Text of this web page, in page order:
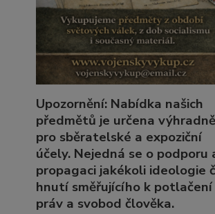
Upozornění: Nabídka našich
předmětů je určena výhradně
pro sběratelské a expoziční
účely. Nejedná se o podporu
propagaci jakékoli ideologie
hnutí směřujícího k potlačení
práv a svobod člověka.